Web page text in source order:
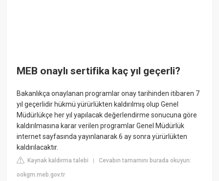
MEB onaylı sertifika kaç yıl geçerli?
Bakanlıkça onaylanan programlar onay tarihinden itibaren 7
yıl geçerlidir hükmü yürürlükten kaldırılmış olup Genel
Müdürlükçe her yıl yapılacak değerlendirme sonucuna göre
kaldırılmasına karar verilen programlar Genel Müdürlük
internet sayfasında yayınlanarak 6 ay sonra yürürlükten
kaldırılacaktır.
Kaynak kaldırma talebi |Cevabın tamamını burada okuyun:
ookgm.meb.gov.tr